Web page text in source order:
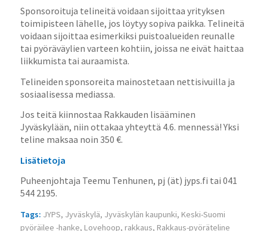
Sponsoroituja telineitä voidaan sijoittaa yrityksen
toimipisteen lähelle, jos löytyy sopiva paikka. Telineitä
voidaan sijoittaa esimerkiksi puistoalueiden reunalle
tai pyöräväylien varteen kohtiin, joissa ne eivät haittaa
liikkumista tai auraamista.
Telineiden sponsoreita mainostetaan nettisivuilla ja
sosiaalisessa mediassa.
Jos teitä kiinnostaa Rakkauden lisääminen
Jyväskylään, niin ottakaa yhteyttä 4.6. mennessä! Yksi
teline maksaa noin 350 €.
Lisätietoja
Puheenjohtaja Teemu Tenhunen, pj (ät) jyps.fi tai 041
544 2195.
Tags: JYPS, Jyväskylä, Jyväskylän kaupunki, Keski-Suomi
pyöräilee -hanke, Lovehoop, rakkaus, Rakkaus-pyöräteline